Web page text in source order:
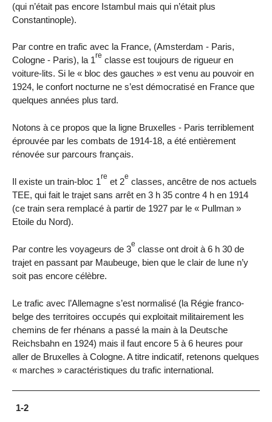
(qui n’était pas encore Istambul mais qui n’était plus
Constantinople).
Par contre en trafic avec la France, (Amsterdam - Paris,
Cologne - Paris), la 1re classe est toujours de rigueur en
voiture-lits. Si le « bloc des gauches » est venu au pouvoir en
1924, le confort nocturne ne s’est démocratisé en France que
quelques années plus tard.
Notons à ce propos que la ligne Bruxelles - Paris terriblement
éprouvée par les combats de 1914-18, a été entièrement
rénovée sur parcours français.
Il existe un train-bloc 1re et 2e classes, ancêtre de nos actuels
TEE, qui fait le trajet sans arrêt en 3 h 35 contre 4 h en 1914
(ce train sera remplacé à partir de 1927 par le « Pullman »
Etoile du Nord).
Par contre les voyageurs de 3e classe ont droit à 6 h 30 de
trajet en passant par Maubeuge, bien que le clair de lune n’y
soit pas encore célèbre.
Le trafic avec l’Allemagne s’est normalisé (la Régie franco-
belge des territoires occupés qui exploitait militairement les
chemins de fer rhénans a passé la main à la Deutsche
Reichsbahn en 1924) mais il faut encore 5 à 6 heures pour
aller de Bruxelles à Cologne. A titre indicatif, retenons quelques
« marches » caractéristiques du trafic international.
1-2